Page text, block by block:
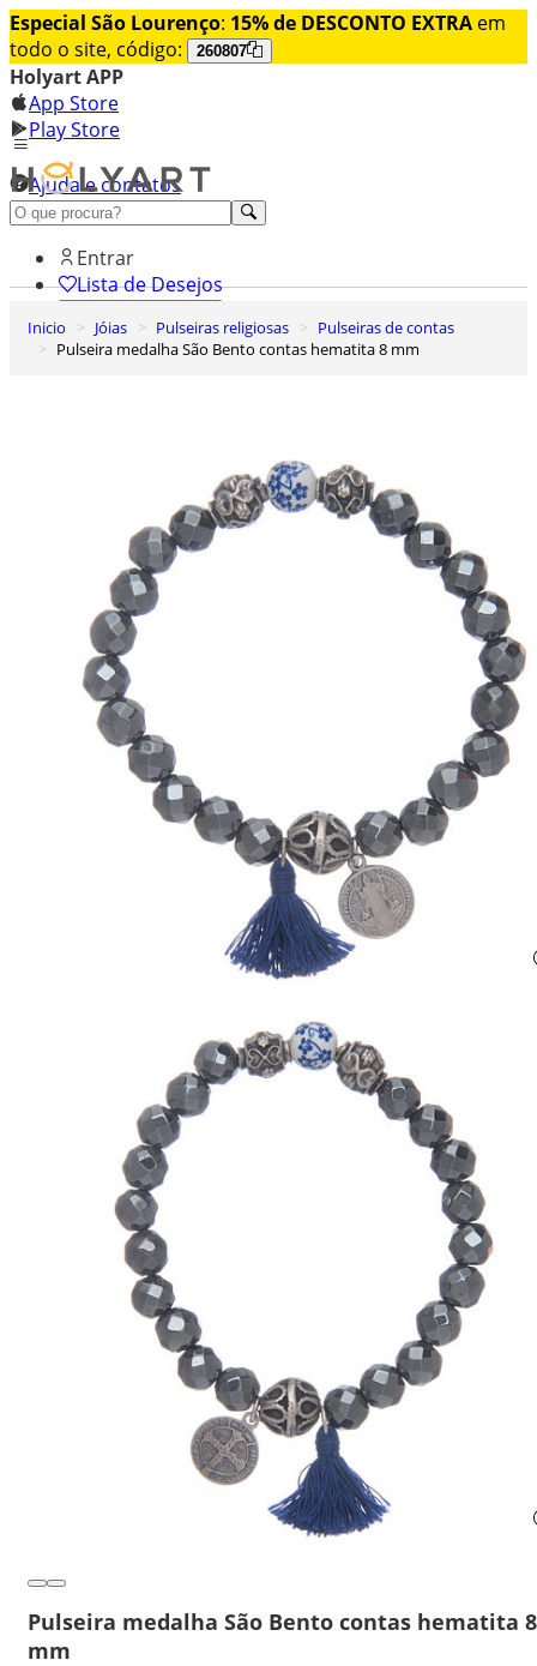
Especial São Lourenço: 15% de DESCONTO EXTRA em
todo o site, código:
260807
Holyart APP
App Store
Play Store
Ajuda e contatos
Conheça premium
Entrar
Lista de Desejos
0
Carrinho de Compras
Inicio Jóias Pulseiras religiosas
Pulseiras de contas
Pulseira medalha São Bento contas hematita 8 mm
Pulseira medalha São Bento contas hematita 8
mm